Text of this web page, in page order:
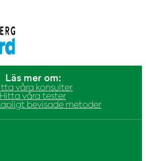
Läs mer om:
våra konsulter
Hitta våra tester
bevisade metoder